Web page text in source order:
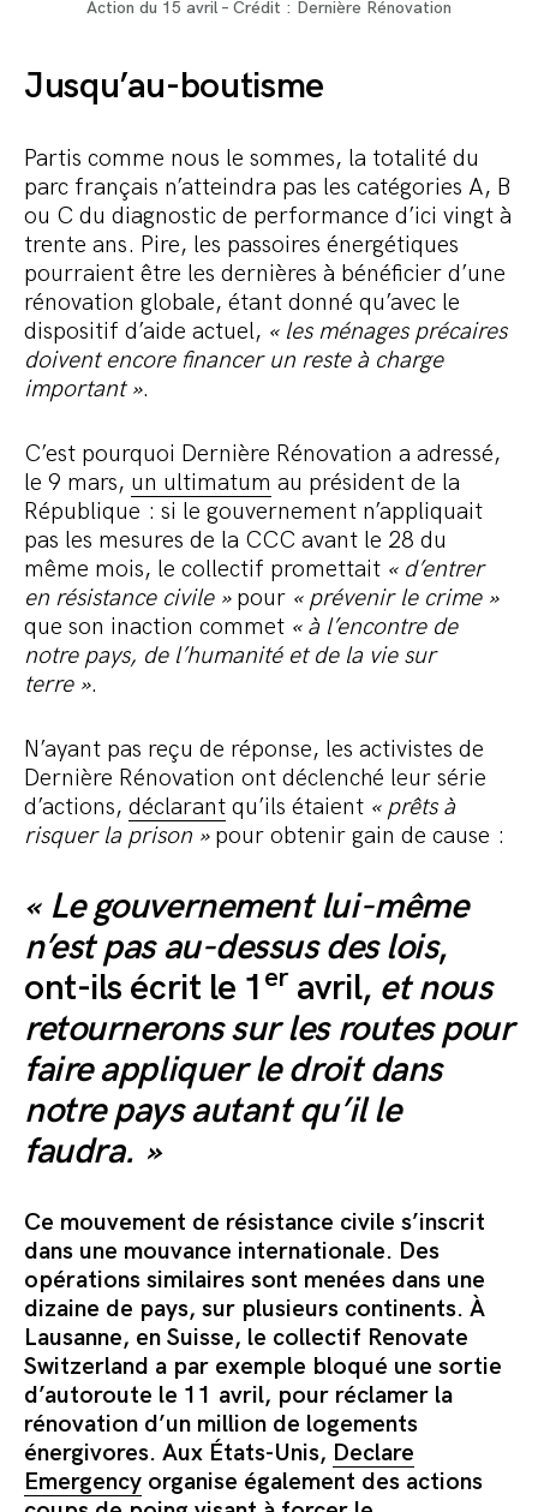
Action du 15 avril – Crédit : Dernière Rénovation
Jusqu’au-boutisme
Partis comme nous le sommes, la totalité du
parc français n’atteindra pas les catégories A, B
ou C du diagnostic de performance d’ici vingt à
trente ans. Pire, les passoires énergétiques
pourraient être les dernières à bénéficier d’une
rénovation globale, étant donné qu’avec le
dispositif d’aide actuel, « les ménages précaires
doivent encore financer un reste à charge
important».
C’est pourquoi Dernière Rénovation a adressé,
le 9 mars, un ultimatum au président de la
République : si le gouvernement n’appliquait
pas les mesures de la CCC avant le 28 du
même mois, le collectif promettait « d’entrer
en résistance civile »pour « prévenir le crime »
que son inaction commet « à l’encontre de
notre pays, de l’humanité et de la vie sur
terre ».
N’ayant pas reçu de réponse, les activistes de
Dernière Rénovation ont déclenché leur série
d’actions, déclarant qu’ils étaient « prêts à
risquer la prison » pour obtenir gain de cause :
« Le gouvernement lui-même
n’est pas au-dessus des lois,
ont-ils écrit le 1 eravril, et nous
retournerons sur les routes pour
faire appliquer le droit dans
notre pays autant qu’il le
faudra. »
Ce mouvement de résistance civile s’inscrit
dans une mouvance internationale. Des
opérations similaires sont menées dans une
dizaine de pays, sur plusieurs continents. À
Lausanne, en Suisse, le collectif Renovate
Switzerland a par exemple bloqué une sortie
d’autoroute le 11 avril, pour réclamer la
rénovation d’un million de logements
énergivores. Aux États-Unis, Declare
Emergency organise également des actions